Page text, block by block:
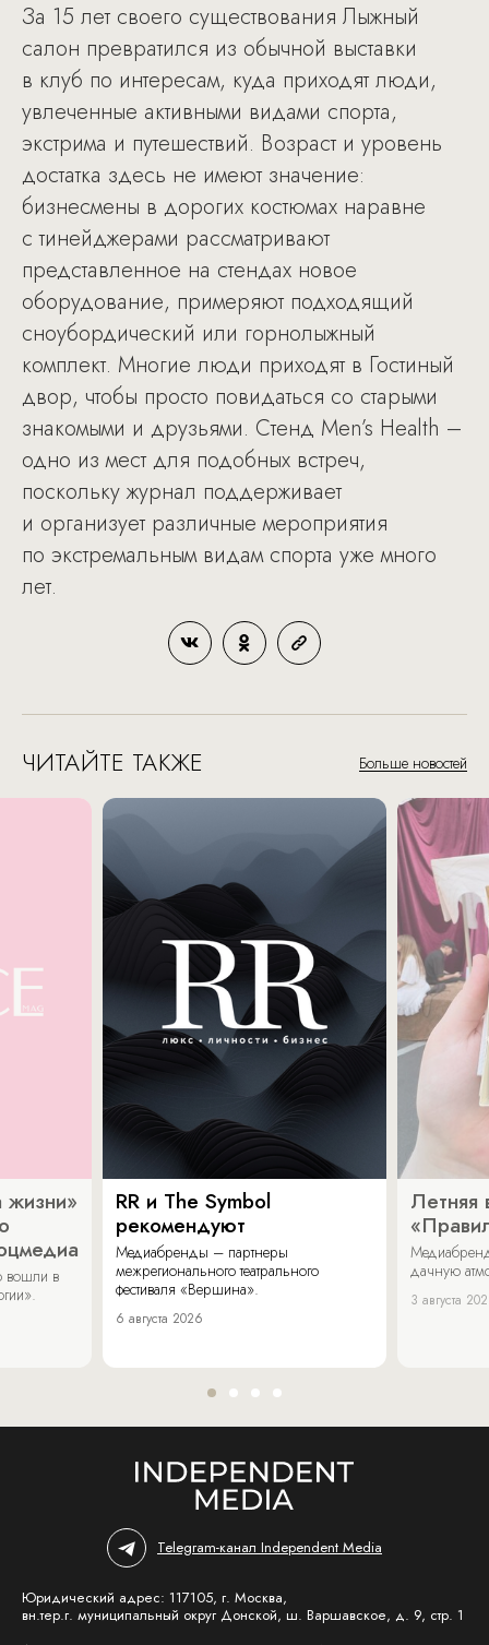
За 15 лет своего существования Лыжный
салон превратился из обычной выставки
в клуб по интересам, куда приходят люди,
увлеченные активными видами спорта,
экстрима и путешествий. Возраст и уровень
достатка здесь не имеют значение:
бизнесмены в дорогих костюмах наравне
с тинейджерами рассматривают
представленное на стендах новое
оборудование, примеряют подходящий
сноубордический или горнолыжный
комплект. Многие люди приходят в Гостиный
двор, чтобы просто повидаться со старыми
знакомыми и друзьями. Стенд Men’s Health –
одно из мест для подобных встреч,
поскольку журнал поддерживает
и организует различные мероприятия
по экстремальным видам спорта уже много
лет.
ЧИТАЙТЕ ТАКЖЕ Больше новостей
жизни»
вошли в
RR и The Symbol
рекомендуют
Медиабренды – партнеры
межрегионального театрального
фестиваля «Вершина».
6 августа 2026
Летняя
дачную
3 августа
Telegram-канал Independent Media
Юридический адрес: 117105, г. Москва,
вн.тер.г. муниципальный округ Донской, ш. Варшавское, д. 9, стр. 1